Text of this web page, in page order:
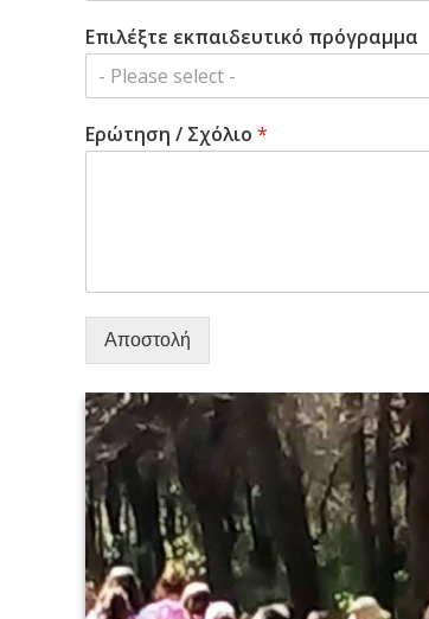
Επιλέξτε εκπαιδευτικό πρόγραμμα
- Please select -
Ερώτηση / Σχόλιο *
Αποστολή